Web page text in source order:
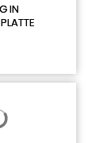
IN